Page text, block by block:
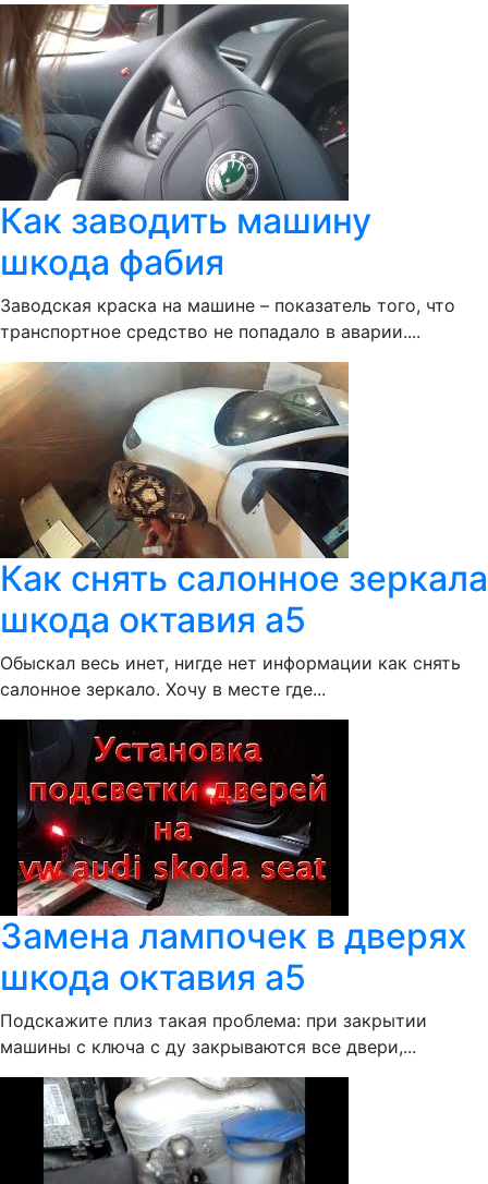
Как заводить машину
шкода фабия
Заводская краска на машине – показатель того, что
транспортное средство не попадало в аварии....
Как снять салонное зеркала
шкода октавия а5
Обыскал весь инет, нигде нет информации как снять
салонное зеркало. Хочу в месте где...
Замена лампочек в дверях
шкода октавия а5
Подскажите плиз такая проблема: при закрытии
машины с ключа с ду закрываются все двери,...